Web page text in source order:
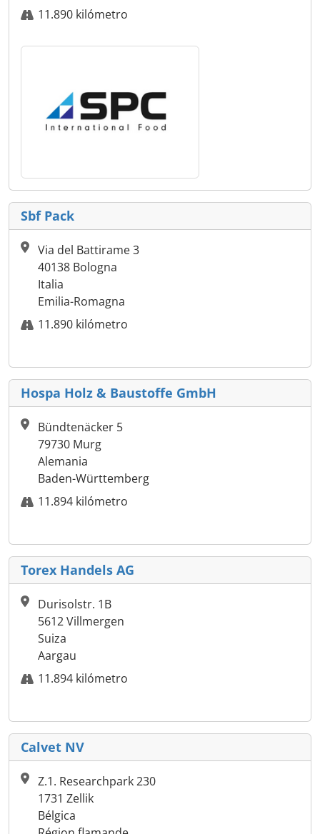
11.890 kilómetro
Sbf Pack
Via del Battirame 3
40138 Bologna
Italia
Emilia-Romagna
11.890 kilómetro
Hospa Holz & Baustoffe GmbH
Bündtenäcker 5
79730 Murg
Alemania
Baden-Württemberg
11.894 kilómetro
Torex Handels AG
Durisolstr. 1B
5612 Villmergen
Suiza
Aargau
11.894 kilómetro
Calvet NV
Z.1. Researchpark 230
1731 Zellik
Bélgica